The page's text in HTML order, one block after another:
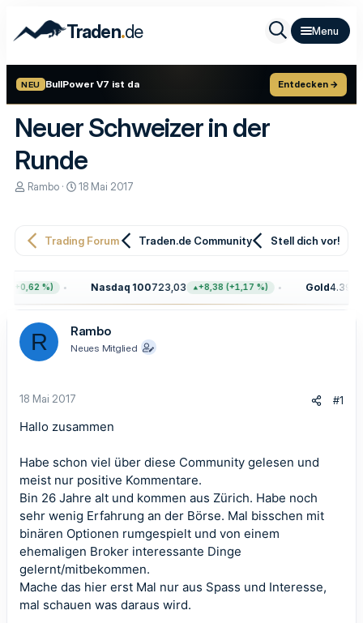
Traden.de
NEU BullPower V7 ist da Entdecken →
Neuer Schweizer in der
Runde
E
e
r
Rambo
E
e
l
m
18 Mai 2017
Trading Forum Traden.de Community Stell dich vor!
(+0,62 %) Nasdaq 100723,03 +8,38 (+1,17 %) Gold
R Rambo
Neues Mitglied
18 Mai 2017 #1
Hallo zusammen
Habe schon viel über diese Community gelesen und
meist nur positive Kommentare.
Bin 26 Jahre alt und kommen aus Zürich. Habe noch
sehr wenig Erfahrung an der Börse. Mal bisschen mit
binären Optionen rumgespielt und von einem
ehemaligen Broker interessante Dinge
gelernt/mitbekommen.
Mache das hier erst Mal nur aus Spass und Interesse,
mal schauen was daraus wird.